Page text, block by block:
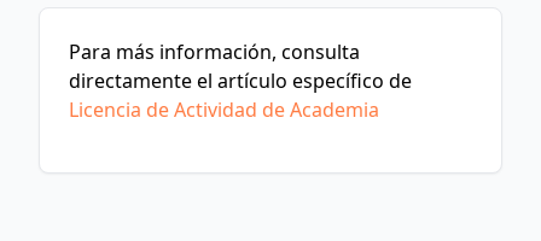
Para más información, consulta
directamente el artículo específico de
Licencia de Actividad de Academia